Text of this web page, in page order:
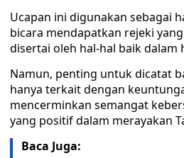
Ucapan ini digunakan sebagai
bicara mendapatkan rejeki
disertai oleh hal-hal baik dalam
Namun, penting untuk dicatat
hanya terkait dengan
mencerminkan semangat
yang positif dalam merayakan
Baca Juga: